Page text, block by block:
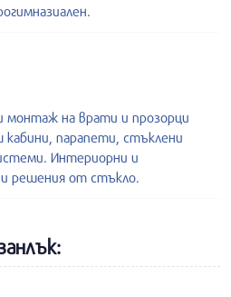
монтаж на врати и прозорци
кабини, парапети, стъклени
Интериорни и
решения от стъкло.